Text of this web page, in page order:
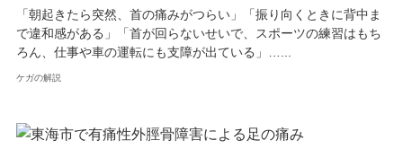
「朝起きたら突然、首の痛みがつらい」「振り向くときに背中ま
で違和感がある」「首が回らないせいで、スポーツの練習はもち
ろん、仕事や車の運転にも支障が出ている」…...
ケガの解説